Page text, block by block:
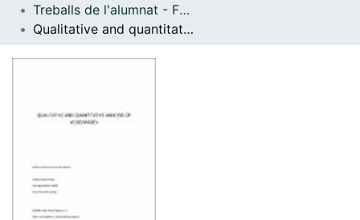
Com publicar
Treballs de l'alumnat - Facultat d'Economia i Empresa - Departament de Comptabilitat - Anàlisi d'Estats Comptables
Qualitative and quantitative financial analysis of VOLKSWAGEN